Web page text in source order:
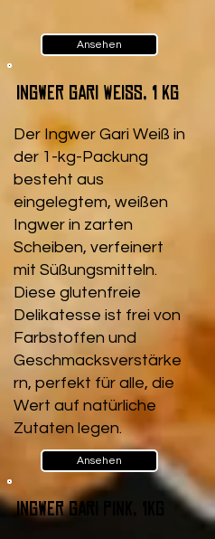
Ansehen
Ingwer Gari Weiß, 1 kg
Der Ingwer Gari Weiß in
der 1-kg-Packung
besteht aus
eingelegtem, weißen
Ingwer in zarten
Scheiben, verfeinert
mit Süßungsmitteln.
Diese glutenfreie
Delikatesse ist frei von
Farbstoffen und
Geschmacksverstärke
rn, perfekt für alle, die
Wert auf natürliche
Zutaten legen.
Ansehen
Ingwer Gari pink, 1kg